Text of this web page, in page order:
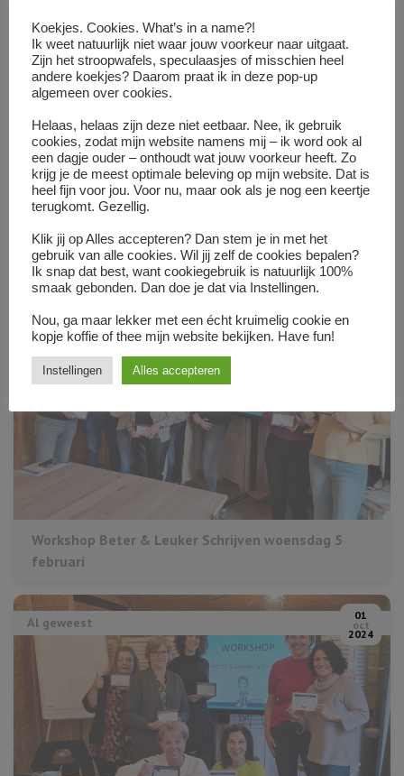
Workshop Beter & Leuker Schrijven dinsdag 8 april
GAAT NIET DOOR
Al geweest 05
2025
Workshop Beter & Leuker Schrijven woensdag 5
februari
Al geweest 01
oct
2024
Koekjes. Cookies. What’s in a name?!
Ik weet natuurlijk niet waar jouw voorkeur naar uitgaat.
Zijn het stroopwafels, speculaasjes of misschien heel
andere koekjes? Daarom praat ik in deze pop-up
algemeen over cookies.
Helaas, helaas zijn deze niet eetbaar. Nee, ik gebruik
cookies, zodat mijn website namens mij – ik word ook al
een dagje ouder – onthoudt wat jouw voorkeur heeft. Zo
krijg je de meest optimale beleving op mijn website. Dat is
heel fijn voor jou. Voor nu, maar ook als je nog een keertje
terugkomt. Gezellig.
Klik jij op Alles accepteren? Dan stem je in met het
gebruik van alle cookies. Wil jij zelf de cookies bepalen?
Ik snap dat best, want cookiegebruik is natuurlijk 100%
smaak gebonden. Dan doe je dat via Instellingen.
Nou, ga maar lekker met een écht kruimelig cookie en
kopje koffie of thee mijn website bekijken. Have fun!
Instellingen Alles accepteren